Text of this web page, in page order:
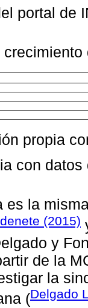
portal de
propia
con datos
es la
(2015)
y
de la
la
(Delgado